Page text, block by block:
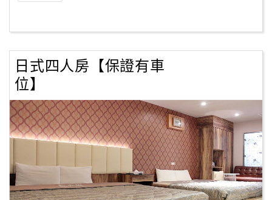
訂
房
請
款
收
合
作
日式四人房【保證有車
位】